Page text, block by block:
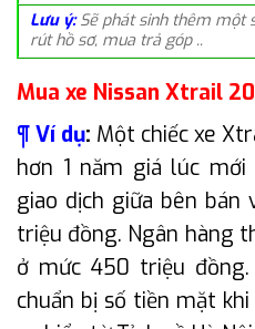
Lưu ý: Sẽ phát sinh thêm một
rút hồ sơ, mua trả góp ..
Mua xe Nissan Xtrail
¶ Ví dụ: Một chiếc xe
hơn 1 năm giá lúc
giao dịch giữa bên
triệu đồng. Ngân hàng
ở mức 450 triệu
chuẩn bị số tiền mặt